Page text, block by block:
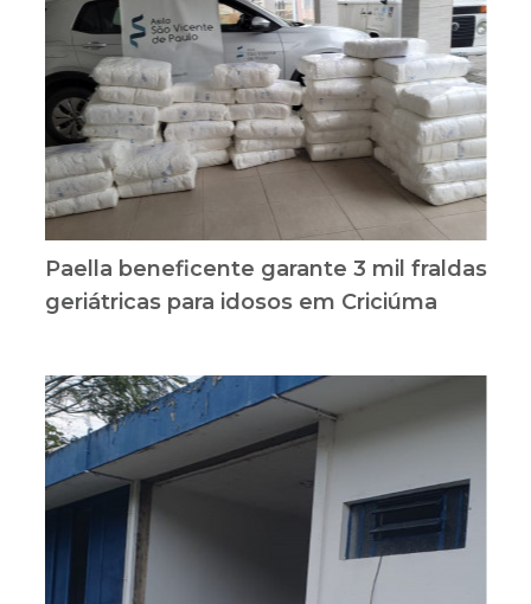
Paella beneficente garante 3 mil fraldas
geriátricas para idosos em Criciúma